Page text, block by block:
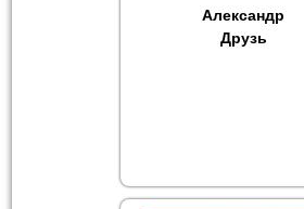
Александр
Друзь